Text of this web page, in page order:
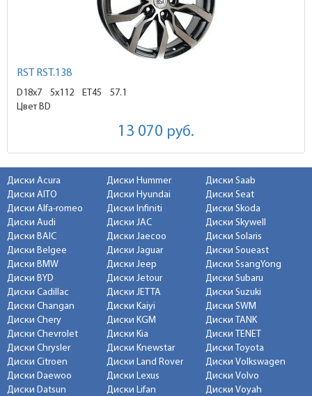
RST RST.138
D18x7 5x112 ET45
57.1
Цвет BD
13 070 руб.
Диски Acura
Диски AITO
Диски Alfa-romeo
Диски Audi
Диски BAIC
Диски Belgee
Диски BMW
Диски BYD
Диски Cadillac
Диски Changan
Диски Chery
Диски Chevrolet
Диски Chrysler
Диски Citroen
Диски Daewoo
Диски Datsun
Диски Hummer
Диски Hyundai
Диски Infiniti
Диски JAC
Диски Jaecoo
Диски Jaguar
Диски Jeep
Диски Jetour
Диски JETTA
Диски Kaiyi
Диски KGM
Диски Kia
Диски Knewstar
Диски Land Rover
Диски Lexus
Диски Lifan
Диски Saab
Диски Seat
Диски Skoda
Диски Skywell
Диски Solaris
Диски Soueast
Диски SsangYong
Диски Subaru
Диски Suzuki
Диски SWM
Диски TANK
Диски TENET
Диски Toyota
Диски Volkswagen
Диски Volvo
Диски Voyah